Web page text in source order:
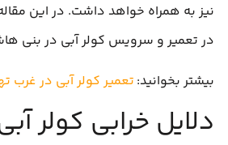
نیز به همراه خواهد داشت. در این
در تعمیر و سرویس کولر آبی در بنی
بیشتر بخوانید: تعمیر کولر آبی در غرب
دلایل خرابی کولر